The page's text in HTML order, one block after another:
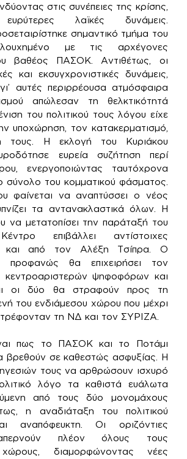
στις συνέπειες της κρίσης,
λαϊκές δυνάμεις.
σημαντικό τμήμα του
με τις αρχέγονες
βαθέος ΠΑΣΟΚ. Αντιθέτως, οι
και εκσυγχρονιστικές δυνάμεις,
αυτές περιρρέουσα ατμόσφαιρα
απώλεσαν τη θελκτικότητά
του πολιτικού τους λόγου είχε
υποχώρηση, τον κατακερματισμό,
τους. Η εκλογή του Κυριάκου
ευρεία συζήτηση περί
ενεργοποιώντας ταυτόχρονα
σύνολο του κομματικού φάσματος.
φαίνεται να αναπτύσσει ο νέος
τα αντανακλαστικά όλων. Η
να μετατοπίσει την παράταξή του
επιβάλλει αντίστοιχες
και από τον Αλέξη Τσίπρα. Ο
προφανώς θα επιχειρήσει τον
κεντροαριστερών ψηφοφόρων και
οι δύο θα στραφούν προς τη
του ενδιάμεσου χώρου που μέχρι
τη ΝΔ και τον ΣΥΡΙΖΑ.
πως το ΠΑΣΟΚ και το Ποτάμι
βρεθούν σε καθεστώς ασφυξίας. Η
τους να αρθρώσουν ισχυρό
λόγο τα καθιστά ευάλωτα
από τους δύο μονομάχους
η αναδιάταξη του πολιτικού
αναπόφευκτη. Οι οριζόντιες
πλέον όλους τους
χώρους, διαμορφώνοντας νέες